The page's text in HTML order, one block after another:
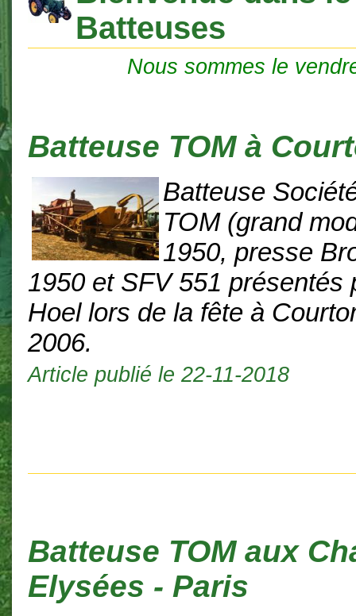
Batteuses
Nous sommes le
Batteuse TOM à
Batteuse
TOM (grand
1950, presse
1950 et SFV 551 présentés
Hoel lors de la fête à
2006.
Article publié le 22-11-2018
Batteuse TOM aux
Elysées - Paris